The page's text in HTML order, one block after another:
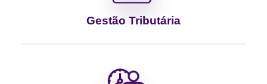
Gestão Tributária